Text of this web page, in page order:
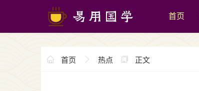
首页
首页 热点 正文